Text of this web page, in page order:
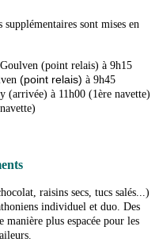
sont mises en
(point relais) à 9h15
(point relais) à 9h45
(arrivée) à 11h00 (1ère navette)
raisins secs, tucs salés...)
individuel et duo. Des
plus espacée pour les